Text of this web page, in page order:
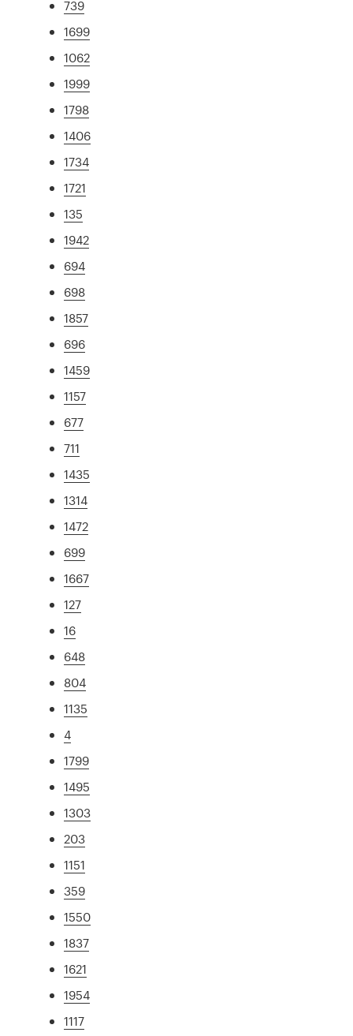
739
1699
1062
1999
1798
1406
1734
1721
135
1942
694
698
1857
696
1459
1157
677
711
1435
1314
1472
699
1667
127
16
648
804
1135
4
1799
1495
1303
203
1151
359
1550
1837
1621
1954
1117